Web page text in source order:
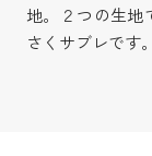
地。２つの生地
さくサブレです。